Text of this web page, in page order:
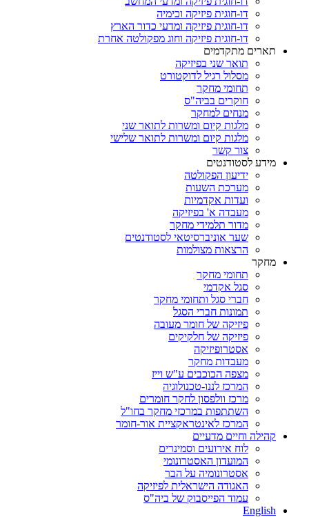
דו-חוגית פיזיקה וכימיה
דו-חוגית פיזיקה ומדעי כדור הארץ
דו-חוגית פיזיקה וחוג מפקולטה אחרת
תארים מתקדמים
תואר שני בפיזיקה
מסלול רגיל לדוקטורט
תחומי מחקר
חוקרים בביה"ס
מנחים למחקר
מלגות קיום ומשרות לתואר שני
מלגות קיום ומשרות לתואר שלישי
צור קשר
מידע לסטודנטים
ידיעון הפקולטה
מערכת השעות
ועדות אקדמיות
מעבדה א' בפיזיקה
מדור תלמידי מחקר
שער אוניברסיטאי לסטודנטים
הרצאות מצולמות
מחקר
תחומי מחקר
סגל אקדמי
חברי סגל ותחומי מחקר
תמונות חברי הסגל
פיזיקה של חומר מעובה
פיזיקה של חלקיקים
אסטרופיזיקה
מעבדות מחקר
מצפה הכוכבים ע"ש וייז
המרכז לננו-טכנולוגיה
מרכז וולפסון לחקר חומרים
השתתפות במרכזי מחקר בחו"ל
המרכז לאינטראקציית אור-חומר
קהילה וחיים מדעיים
לוח אירועים וסמינרים
המועדון האסטרונומי
אסטרונומיה על הבר
האגודה הישראלית לפיזיקה
עמוד הפייסבוק של ביה"ס
English